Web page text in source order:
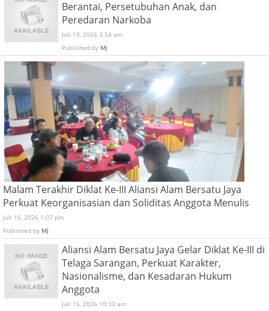
Berantai, Persetubuhan Anak, dan
Peredaran Narkoba
Juli 19, 2026 3:54 am
Published by MJ
Malam Terakhir Diklat Ke-III Aliansi Alam Bersatu Jaya
Perkuat Keorganisasian dan Soliditas Anggota Menulis
Juli 16, 2026 1:07 pm
Published by MJ
Aliansi Alam Bersatu Jaya Gelar Diklat Ke-III di
Telaga Sarangan, Perkuat Karakter,
Nasionalisme, dan Kesadaran Hukum
Anggota
Juli 15, 2026 10:33 am